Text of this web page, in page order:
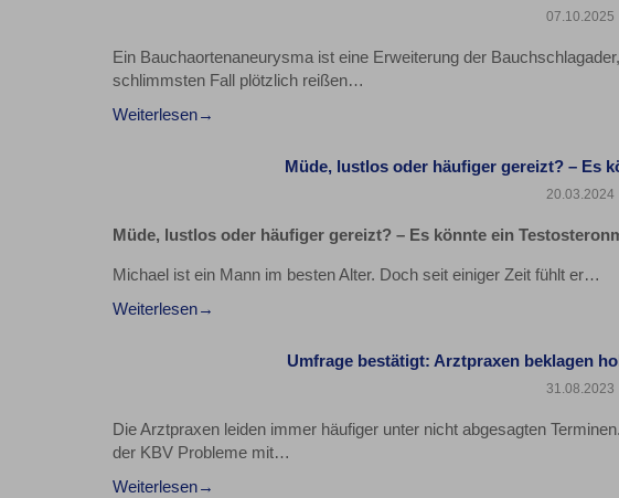
07.10.2025
Ein Bauchaortenaneurysma ist eine Erweiterung der
schlimmsten Fall plötzlich reißen…
Weiterlesen
Müde, lustlos oder häufiger gereizt? – Es
20.03.2024
Müde, lustlos oder häufiger gereizt? – Es könnte ein
Michael ist ein Mann im besten Alter. Doch seit einiger Zeit fühlt er…
Weiterlesen
Umfrage bestätigt: Arztpraxen beklagen
31.08.2023
Die Arztpraxen leiden immer häufiger unter nicht abgesagten
der KBV Probleme mit…
Weiterlesen